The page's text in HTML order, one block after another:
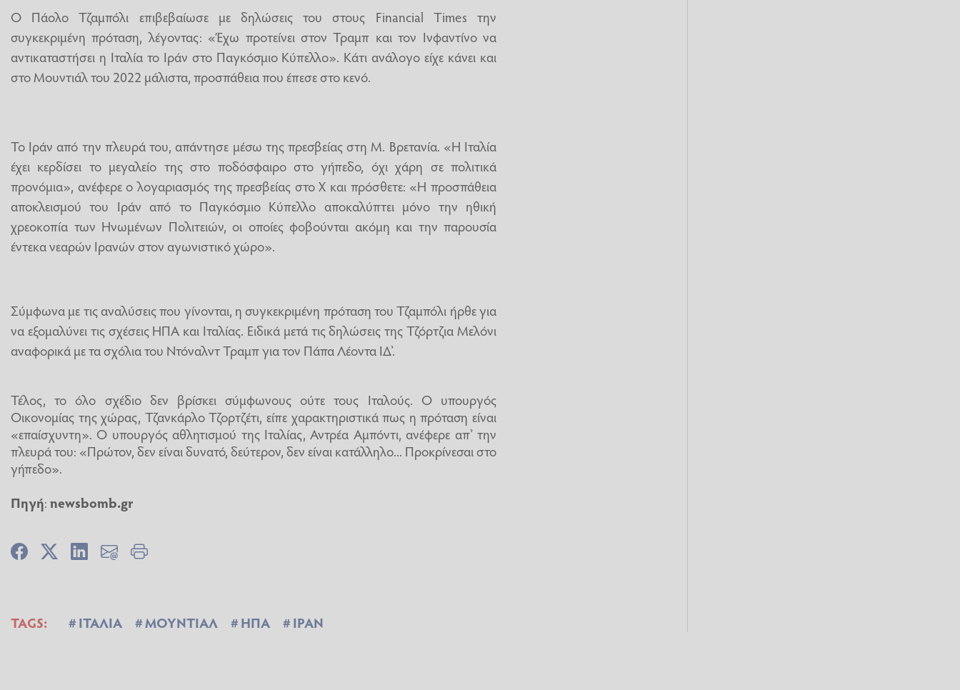
Ο Πάολο Τζαμπόλι επιβεβαίωσε με δηλώσεις του στους Financial Times την
συγκεκριμένη πρόταση, λέγοντας: «Έχω προτείνει στον Τραμπ και τον Ινφαντίνο να
αντικαταστήσει η Ιταλία το Ιράν στο Παγκόσμιο Κύπελλο». Κάτι ανάλογο είχε κάνει και
στο Μουντιάλ του 2022 μάλιστα, προσπάθεια που έπεσε στο κενό.
Το Ιράν από την πλευρά του, απάντησε μέσω της πρεσβείας στη Μ. Βρετανία. «Η Ιταλία
έχει κερδίσει το μεγαλείο της στο ποδόσφαιρο στο γήπεδο, όχι χάρη σε πολιτικά
προνόμια», ανέφερε ο λογαριασμός της πρεσβείας στο X και πρόσθετε: «Η προσπάθεια
αποκλεισμού του Ιράν από το Παγκόσμιο Κύπελλο αποκαλύπτει μόνο την ηθική
χρεοκοπία των Ηνωμένων Πολιτειών, οι οποίες φοβούνται ακόμη και την παρουσία
έντεκα νεαρών Ιρανών στον αγωνιστικό χώρο».
Σύμφωνα με τις αναλύσεις που γίνονται, η συγκεκριμένη πρόταση του Τζαμπόλι ήρθε για
να εξομαλύνει τις σχέσεις ΗΠΑ και Ιταλίας. Ειδικά μετά τις δηλώσεις της Τζόρτζια Μελόνι
αναφορικά με τα σχόλια του Ντόναλντ Τραμπ για τον Πάπα Λέοντα ΙΔ’.
Τέλος, το όλο σχέδιο δεν βρίσκει σύμφωνους ούτε τους Ιταλούς. Ο υπουργός
Οικονομίας της χώρας, Τζανκάρλο Τζορτζέτι, είπε χαρακτηριστικά πως η πρόταση είναι
«επαίσχυντη». Ο υπουργός αθλητισμού της Ιταλίας, Αντρέα Αμπόντι, ανέφερε απ’ την
πλευρά του: «Πρώτον, δεν είναι δυνατό, δεύτερον, δεν είναι κατάλληλο... Προκρίνεσαι στο
γήπεδο».
Πηγή:newsbomb.gr
TAGS: ΙΤΑΛΙΑ ΜΟΥΝΤΙΑΛ ΗΠΑ ΙΡΑΝ